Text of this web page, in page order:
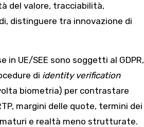
del valore, tracciabilità,
distinguere tra innovazione di
UE/SEE sono soggetti al GDPR,
di identity verification
biometria) per contrastare
margini delle quote, termini dei
e realtà meno strutturate.